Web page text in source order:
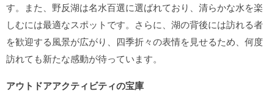
す。また、野反湖は名水百選に選ばれており、清らかな水を楽
しむには最適なスポットです。さらに、湖の背後には訪れる者
を歓迎する風景が広がり、四季折々の表情を見せるため、何度
訪れても新たな感動が待っています。
アウトドアアクティビティの宝庫